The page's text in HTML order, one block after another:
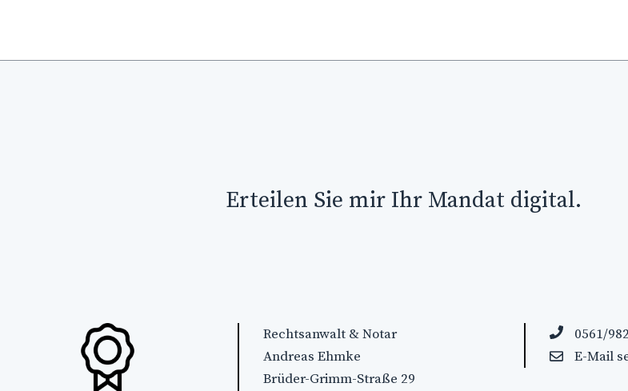
Erteilen Sie mir Ihr Mandat digital.
Rechtsanwalt & Notar
Andreas Ehmke
Brüder-Grimm-Straße 29
0561/
E-Mail